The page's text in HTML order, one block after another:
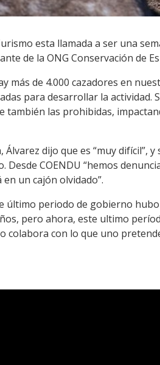
esta llamada a ser una
de la ONG Conservación de
más de 4.000 cazadores en
para desarrollar la actividad.
también las prohibidas,
dijo que es “muy difícil”,
Desde COENDU “hemos
un cajón olvidado”.
último periodo de gobierno
pero ahora, este ultimo
colabora con lo que uno